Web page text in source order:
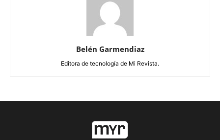
Belén Garmendiaz
Editora de tecnología de Mi Revista.